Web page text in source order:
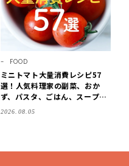
FOOD
ミニトマト大量消費レシピ57
選！人気料理家の副菜、おか
ず、パスタ、ごはん、スープま
で【保存版】
2026.08.05